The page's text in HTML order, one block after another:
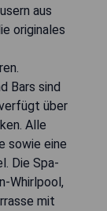
aus
originales
Bars sind
über
Alle
sowie eine
Die Spa-
Whirlpool,
mit